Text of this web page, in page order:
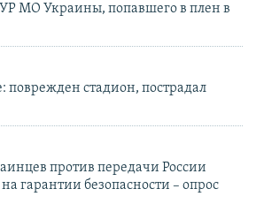
МО Украины, попавшего в плен в
поврежден стадион, пострадал
против передачи России
гарантии безопасности – опрос